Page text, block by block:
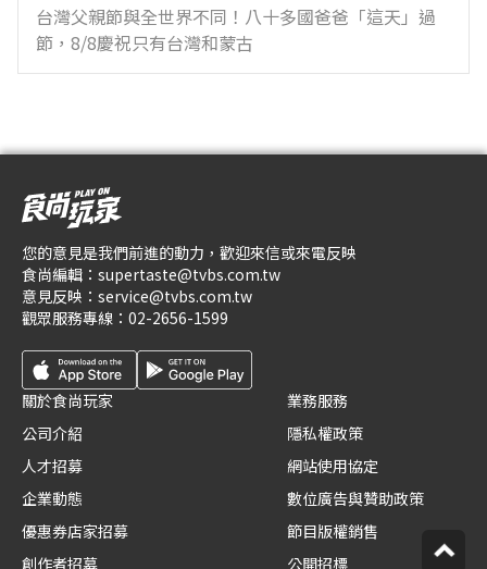
台灣父親節與全世界不同！八十多國爸爸「這天」過
節，8/8慶祝只有台灣和蒙古
您的意見是我們前進的動力，歡迎來信或來電反映
食尚編輯： supertaste@tvbs.com.tw
意見反映： service@tvbs.com.tw
觀眾服務專線： 02-2656-1599
關於食尚玩家
公司介紹
人才招募
企業動態
優惠券店家招募
創作者招募
業務服務
隱私權政策
網站使用協定
數位廣告與贊助政策
節目版權銷售
公開招標